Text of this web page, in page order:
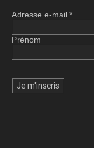
Adresse e-mail *
Prénom